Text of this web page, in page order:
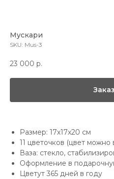
Мускари
SKU: Mus-3
23 000 р.
Размер: 17х17х20 см
11 цветочков (цвет можно
Ваза: стекло,
Оформление в
Цветут 365 дней в году